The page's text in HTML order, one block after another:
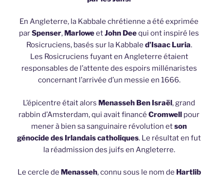
En Angleterre, la Kabbale chrétienne a été exprimée
parSpenser, MarloweetJohn Deequi ont inspiré les
Rosicruciens, basés sur la Kabbale d’Isaac Luria.
Les Rosicruciens fuyant en Angleterre étaient
responsables de l’attente des espoirs millénaristes
concernant l’arrivée d’un messie en 1666.
L’épicentre était alors Menasseh Ben Israël, grand
rabbin d’Amsterdam, qui avait financé Cromwell pour
mener à bien sa sanguinaire révolution etson
génocide des Irlandais catholiques. Le résultat en fut
la réadmission des juifs en Angleterre.
Le cercle de Menasseh, connu sous le nom de Hartlib